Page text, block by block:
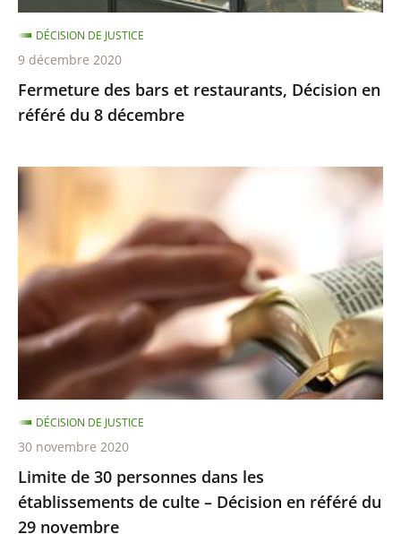
8
décembre
Fermeture des bars et restaurants, Décision en
référé du 8 décembre
DÉCISION DE JUSTICE
9 décembre 2020
Limite
30
personnes
dans
les
établissements
de
culte
–
Décision
en
référé
du
29
Limite de 30 personnes dans les
établissements de culte – Décision en référé du
29 novembre
DÉCISION DE JUSTICE
30 novembre 2020